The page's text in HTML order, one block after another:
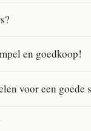
en goedkoop!
voor een goede